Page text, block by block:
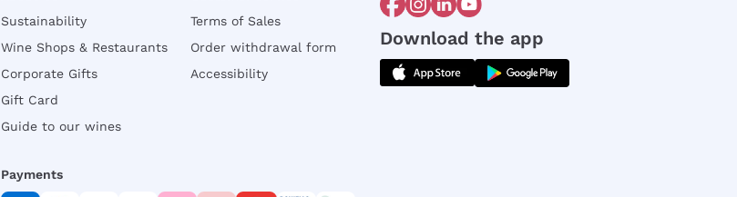
Sustainability
Wine Shops & Restaurants
Corporate Gifts
Gift Card
Guide to our wines
Terms of Sales
Order withdrawal form
Accessibility
Download the app
Payments